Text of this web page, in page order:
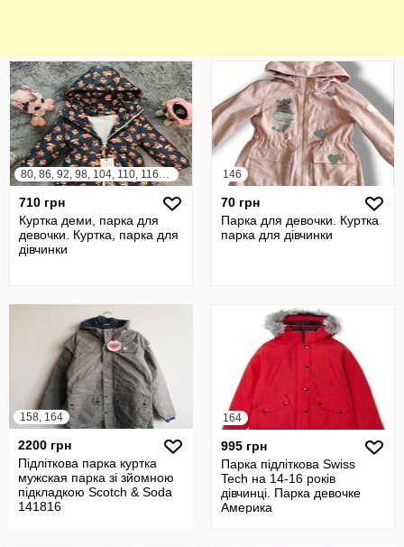
80, 86, 92, 98, 104, 110, 116, 122, 128, 134
710 грн
Куртка деми, парка для
девочки. Куртка, парка для
дівчинки
146
70 грн
Парка для девочки. Куртка
парка для дівчинки
158, 164
2200 грн
Підліткова парка куртка
мужская парка зі зйомною
підкладкою Scotch & Soda
141816
164
995 грн
Парка підліткова Swiss
Tech на 14-16 років
дівчинці. Парка девочке
Америка